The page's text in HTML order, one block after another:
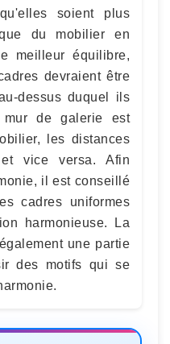
soient plus
du mobilier en
meilleur équilibre,
devraient être
dessus duquel ils
de galerie est
les distances
vice versa. Afin
il est conseillé
cadres uniformes
harmonieuse. La
une partie
des motifs qui se